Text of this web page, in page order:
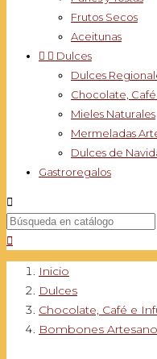
Frutos Secos
Aceitunas
  Dulces
Dulces
Chocolate, Café
Mieles Naturales
Mermeladas
Dulces de
Gastroregalos


Inicio
Dulces
Chocolate, Café e
Bombones